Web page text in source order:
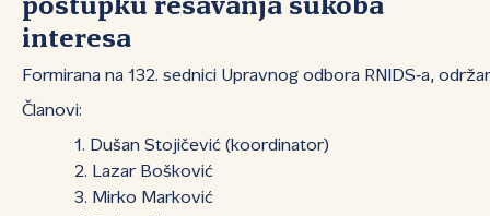
postupku rešavanja sukoba
interesa
Formirana na 132. sednici Upravnog odbora RNIDS‑a,
Članovi:
Dušan Stojičević (koordinator)
Lazar Bošković
Mirko Marković